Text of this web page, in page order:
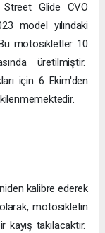
Glide CVO
model yılındaki
motosikletler 10
üretilmiştir.
için 6 Ekim'den
kalibre ederek
motosikletin
takılacaktır.